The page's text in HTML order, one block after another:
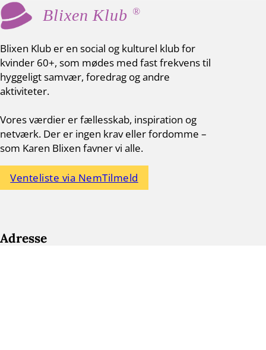
Blixen Klub ®
Blixen Klub er en social og kulturel klub for
kvinder 60+, som mødes med fast frekvens til
hyggeligt samvær, foredrag og andre
aktiviteter.
Vores værdier er fællesskab, inspiration og
netværk. Der er ingen krav eller fordomme –
som Karen Blixen favner vi alle.
Venteliste via NemTilmeld
Adresse